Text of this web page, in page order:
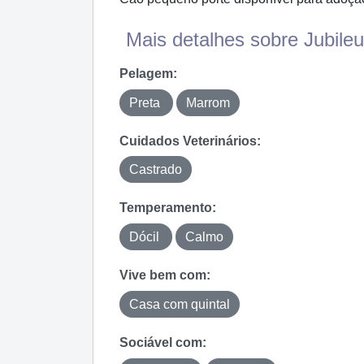
Mais detalhes sobre
Pelagem:
Preta Marrom
Cuidados Veterinários:
Castrado
Temperamento:
Dócil Calmo
Vive bem com:
Casa com quintal
Sociável com: